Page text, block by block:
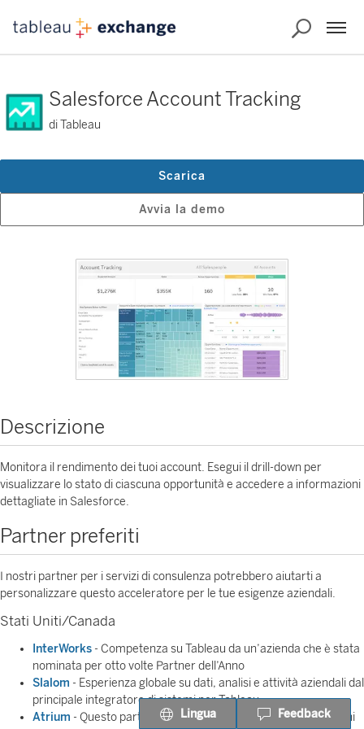
Salesforce Account Tracking
di Tableau
Avvia la demo
Scarica
Descrizione
Monitora il rendimento dei tuoi account. Esegui il drill-down per
visualizzare lo stato di ciascuna opportunità e accedere a informazioni
dettagliate in Salesforce.
Partner preferiti
I nostri partner per i servizi di consulenza potrebbero aiutarti a
personalizzare questo acceleratore per le tue esigenze aziendali.
Stati Uniti/Canada
InterWorks - Competenza su Tableau da un’azienda che è stata
nominata per otto volte Partner dell’Anno
Slalom - Esperienza globale su dati, analisi e attività aziendali dal
principale integratore di sistemi per Tableau
Atrium - Questo partner regionale ti aiuta a prendere decisioni
Lingua Feedback